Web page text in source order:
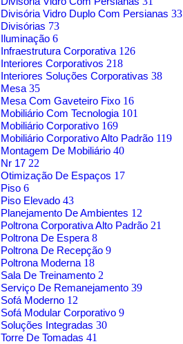
Divisória Vidro Duplo Com Persianas 33
Divisórias 73
Iluminação 6
Infraestrutura Corporativa 126
Interiores Corporativos 218
Interiores Soluções Corporativas 38
Mesa 35
Mesa Com Gaveteiro Fixo 16
Mobiliário Com Tecnologia 101
Mobiliário Corporativo 169
Mobiliário Corporativo Alto Padrão 119
Montagem De Mobiliário 40
Nr 17 22
Otimização De Espaços 17
Piso 6
Piso Elevado 43
Planejamento De Ambientes 12
Poltrona Corporativa Alto Padrão 21
Poltrona De Espera 8
Poltrona De Recepção 9
Poltrona Moderna 18
Sala De Treinamento 2
Serviço De Remanejamento 39
Sofá Moderno 12
Sofá Modular Corporativo 9
Soluções Integradas 30
Torre De Tomadas 41